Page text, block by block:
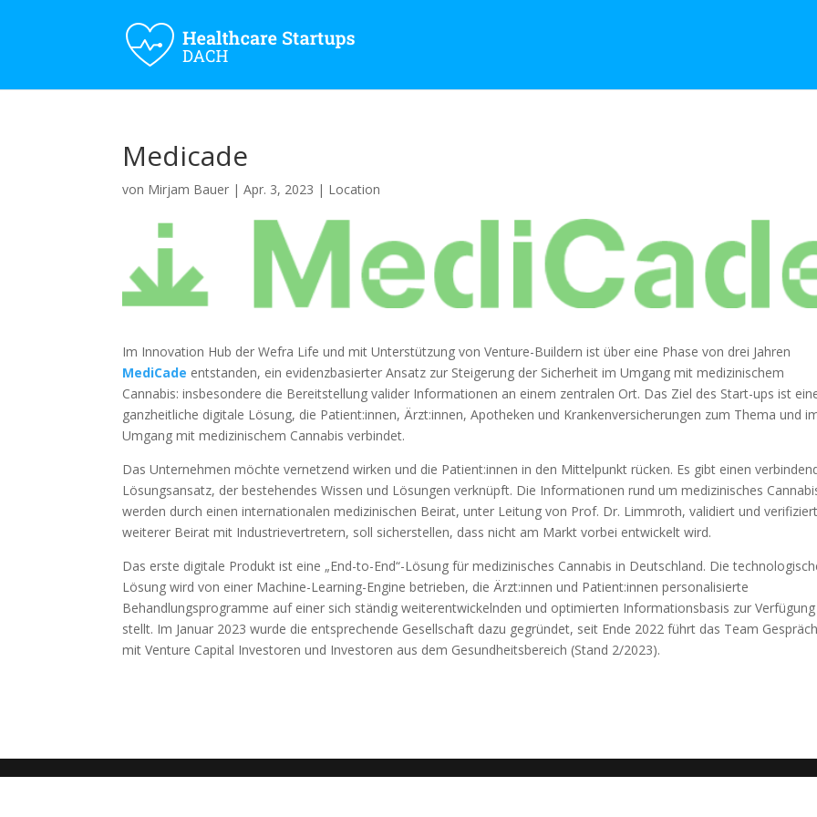
Medicade
von Mirjam Bauer |Apr. 3, 2023 | Location
Im Innovation Hub der Wefra Life und mit Unterstützung von Venture-Buildern ist über eine Phase von drei Jahren
MediCade entstanden, ein evidenzbasierter Ansatz zur Steigerung der Sicherheit im Umgang mit medizinischem
Cannabis: insbesondere die Bereitstellung valider Informationen an einem zentralen Ort. Das Ziel des Start-ups ist
ganzheitliche digitale Lösung, die Patient:innen, Ärzt:innen, Apotheken und Krankenversicherungen zum Thema und
Umgang mit medizinischem Cannabis verbindet.
Das Unternehmen möchte vernetzend wirken und die Patient:innen in den Mittelpunkt rücken. Es gibt einen
Lösungsansatz, der bestehendes Wissen und Lösungen verknüpft. Die Informationen rund um medizinisches
werden durch einen internationalen medizinischen Beirat, unter Leitung von Prof. Dr. Limmroth, validiert und
weiterer Beirat mit Industrievertretern, soll sicherstellen, dass nicht am Markt vorbei entwickelt wird.
Das erste digitale Produkt ist eine „End-to-End“-Lösung für medizinisches Cannabis in Deutschland. Die
Lösung wird von einer Machine-Learning-Engine betrieben, die Ärzt:innen und Patient:innen personalisierte
Behandlungsprogramme auf einer sich ständig weiterentwickelnden und optimierten Informationsbasis zur Verfügung
stellt. Im Januar 2023 wurde die entsprechende Gesellschaft dazu gegründet, seit Ende 2022 führt das Team
mit Venture Capital Investoren und Investoren aus dem Gesundheitsbereich (Stand 2/2023).